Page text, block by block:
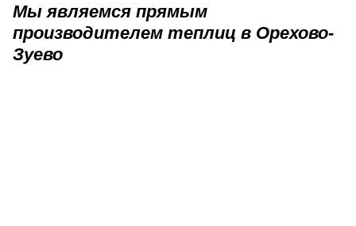
Мы являемся прямым
производителем теплиц в Орехово-
Зуево